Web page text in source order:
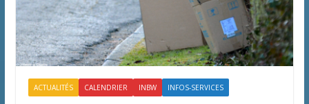
ACTUALITÉS CALENDRIER INBW INFOS-SERVICES